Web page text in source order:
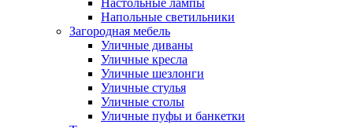
Настольные лампы
Напольные светильники
Загородная мебель
Уличные диваны
Уличные кресла
Уличные шезлонги
Уличные стулья
Уличные столы
Уличные пуфы и банкетки